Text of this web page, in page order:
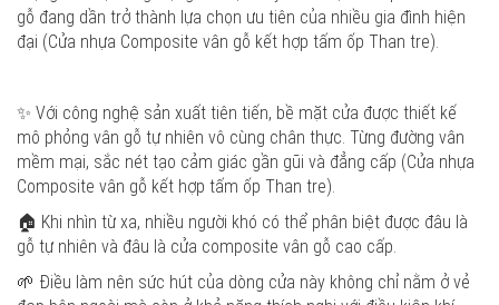
gỗ đang dần trở thành lựa chọn ưu tiên của nhiều gia đình hiện
đại (Cửa nhựa Composite vân gỗ kết hợp tấm ốp Than tre).
✨ Với công nghệ sản xuất tiên tiến, bề mặt cửa được thiết kế
mô phỏng vân gỗ tự nhiên vô cùng chân thực. Từng đường vân
mềm mại, sắc nét tạo cảm giác gần gũi và đẳng cấp (Cửa nhựa
Composite vân gỗ kết hợp tấm ốp Than tre).
🏠 Khi nhìn từ xa, nhiều người khó có thể phân biệt được đâu là
gỗ tự nhiên và đâu là cửa composite vân gỗ cao cấp.
🌱 Điều làm nên sức hút của dòng cửa này không chỉ nằm ở vẻ